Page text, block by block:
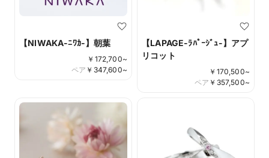
【NIWAKA-ﾆﾜｶ-】朝葉
￥ 172,700~
￥ 347,600~
ペア
【LAPAGE-ﾗﾊﾟｰｼﾞｭ-】アプ
リコット
￥ 170,500~
￥ 357,500~
ペア